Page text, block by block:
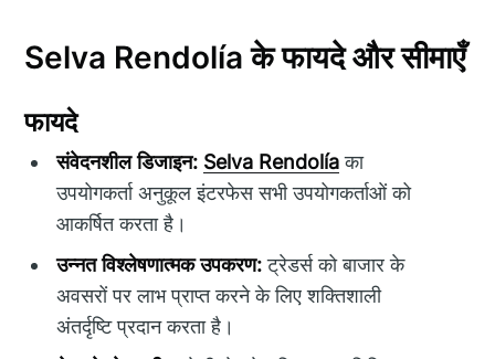
Selva Rendolía के फायदे और सीमाएँ
फायदे
संवेदनशील डिजाइन: Selva Rendolíaका
उपयोगकर्ता अनुकूल इंटरफेस सभी उपयोगकर्ताओं को
आकर्षित करता है।
उन्नत विश्लेषणात्मक उपकरण:ट्रेडर्स को बाजार के
अवसरों पर लाभ प्राप्त करने के लिए शक्तिशाली
अंतर्दृष्टि प्रदान करता है।